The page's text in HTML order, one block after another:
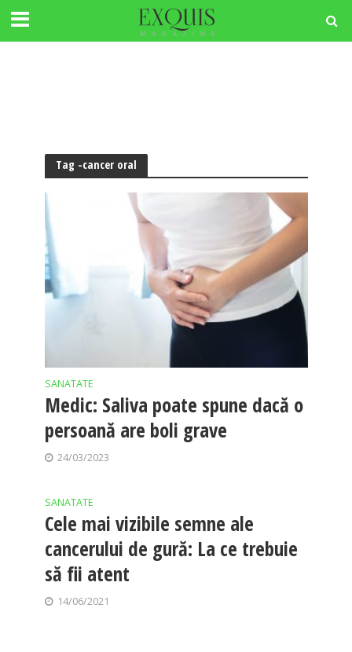
Tag -cancer oral
SANATATE
Medic: Saliva poate spune dacă o
persoană are boli grave
24/03/2023
SANATATE
Cele mai vizibile semne ale
cancerului de gură: La ce trebuie
să fii atent
14/06/2021